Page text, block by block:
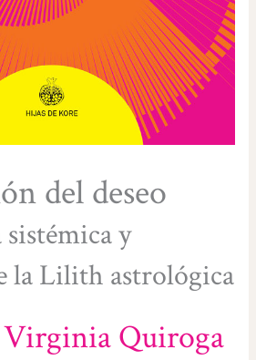
del deseo
y
la Lilith astrológica
Quiroga